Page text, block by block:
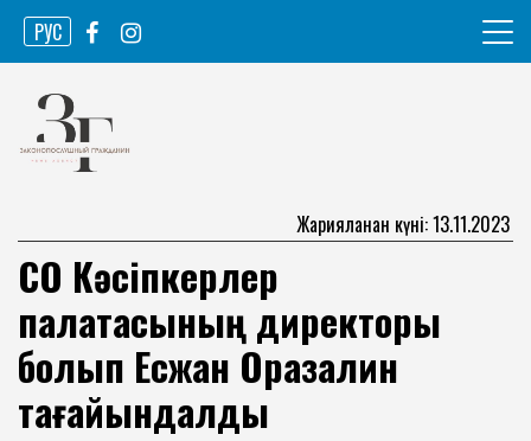
Skip
content
РУС
Законопослушный гражданин
Жарияланған күні: 13.11.2023
СҚО Кәсіпкерлер
палатасының директоры
болып Есжан Оразалин
тағайындалды